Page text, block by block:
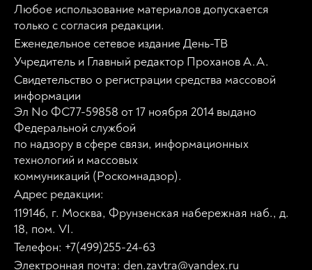
Любое использование материалов допускается
только с согласия редакции.
Еженедельное сетевое издание День-ТВ
Учредитель и Главный редактор Проханов А.А.
Свидетельство о регистрации средства массовой
информации
Эл No ФС77-59858 от 17 ноября 2014 выдано
Федеральной службой
по надзору в сфере связи, информационных
технологий и массовых
коммуникаций (Роскомнадзор).
Адрес редакции:
119146, г. Москва, Фрунзенская набережная наб., д.
18, пом. VI.
Телефон: +7(499)255-24-63
Электронная почта: den.zavtra@yandex.ru